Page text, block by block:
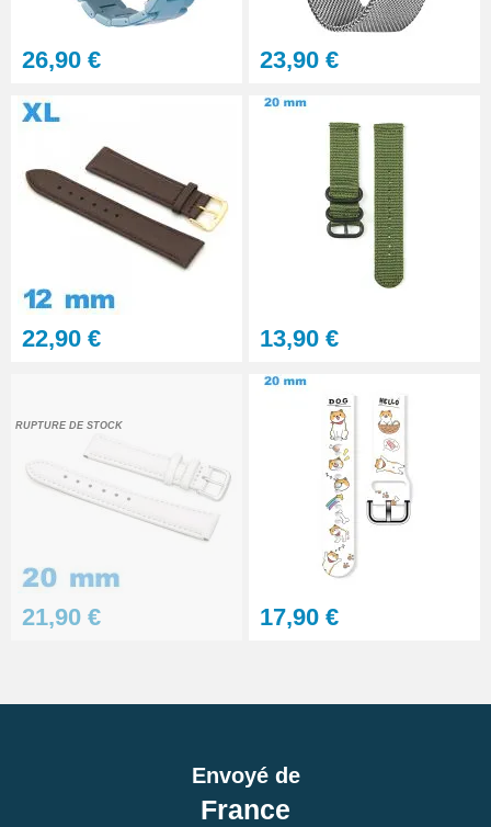
26,90 € 23,90 €
22,90 € 13,90 €
RUPTURE DE STOCK
21,90 € 17,90 €
Envoyé de
France